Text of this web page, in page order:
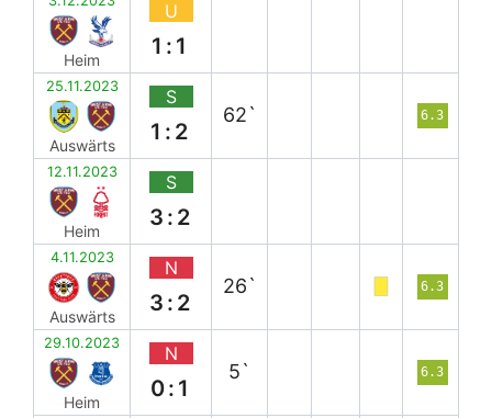
Heim
U
1:1
25.11.2023
Auswärts
S
1:2
62` 6.3
12.11.2023
Heim
S
3:2
4.11.2023
Auswärts
N
3:2
26` 6.3
29.10.2023
Heim
N
0:1
5` 6.3